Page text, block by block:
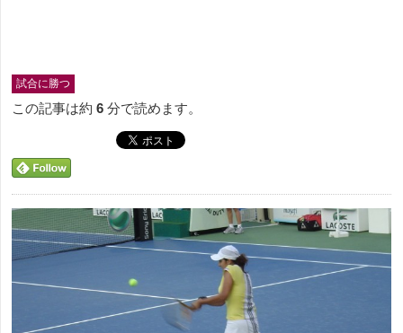
試合に勝つ
この記事は約 6 分で読めます。